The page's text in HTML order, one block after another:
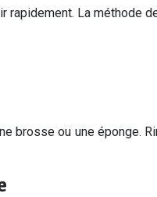
La méthode
ou une éponge.